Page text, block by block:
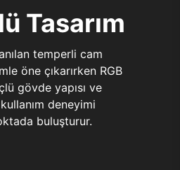
Tasarım
temperli cam
öne çıkarırken RGB
gövde yapısı ve
deneyimi
buluşturur.